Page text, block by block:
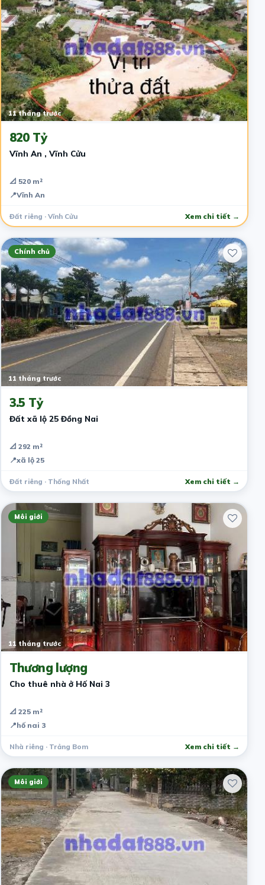
11 tháng trước
820 Tỷ
Vĩnh An , Vĩnh Cửu
📐 520 m²
📍Vĩnh An
Đất riêng · Vĩnh Cửu Xem chi tiết →
Chính chủ
11 tháng trước
3.5 Tỷ
Đất xã lộ 25 Đồng Nai
📐 292 m²
📍xã lộ 25
Đất riêng · Thống Nhất Xem chi tiết →
Môi giới
11 tháng trước
Thương lượng
Cho thuê nhà ở Hố Nai 3
📐 225 m²
📍hố nai 3
Nhà riêng · Trảng Bom Xem chi tiết →
Môi giới